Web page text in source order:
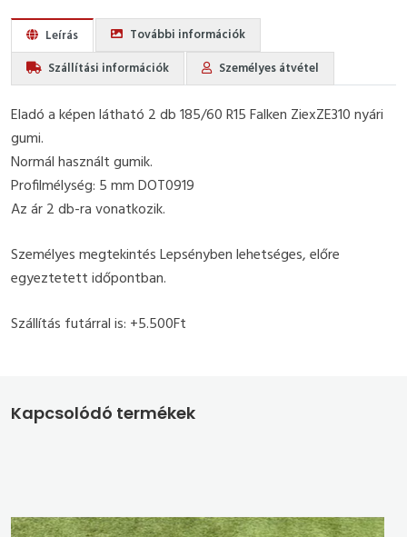
Leírás
További információk
Szállítási információk
Személyes átvétel
Eladó a képen látható 2 db 185/60 R15 Falken ZiexZE310 nyári
gumi.
Normál használt gumik.
Profilmélység: 5 mm DOT0919
Az ár 2 db-ra vonatkozik.
Személyes megtekintés Lepsényben lehetséges, előre
egyeztetett időpontban.
Szállítás futárral is: +5.500Ft
Kapcsolódó termékek